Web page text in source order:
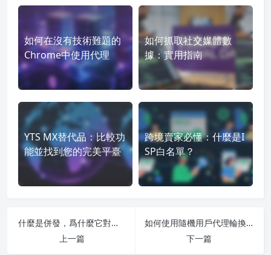
如何在沒有技術難題的
Chrome中使用代理
如何抓取社交媒體數
據：實用指南
YTS MX替代品：比較功
能並找到您的完美平臺
跨境賣家必懂：什麼是I
SP白名單？
什麼是併發，爲什麼它對您的業務很重要？
上一篇
如何使用隨機用戶代理輪換：完整的實施指南
下一篇